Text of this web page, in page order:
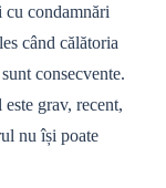
cu condamnări
când călătoria
consecvente.
grav, recent,
nu își poate